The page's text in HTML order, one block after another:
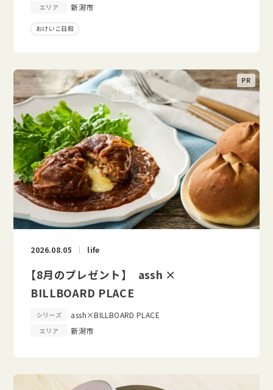
エリア 新潟市
おけいこ日和
2026.08.05 life
【8月のプレゼント】 assh ×
BILLBOARD PLACE
シリーズ assh×BILLBOARD PLACE
エリア 新潟市